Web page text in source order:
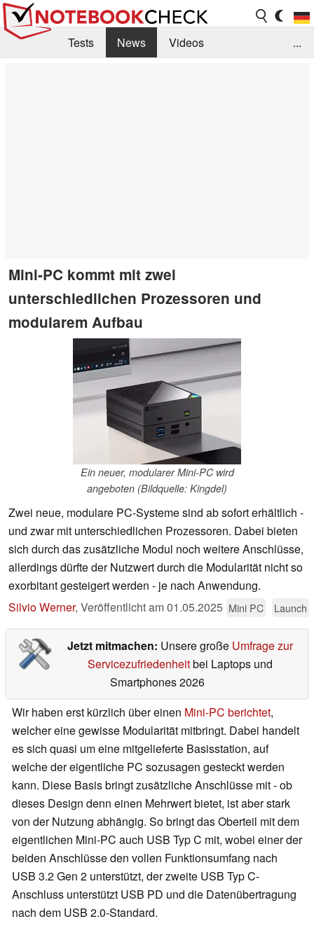
Tests News
Videos
...
Mini-PC kommt mit zwei
unterschiedlichen Prozessoren und
modularem Aufbau
Ein neuer, modularer Mini-PC wird
angeboten (Bildquelle: Kingdel)
Zwei neue, modulare PC-Systeme sind ab sofort erhältlich -
und zwar mit unterschiedlichen Prozessoren. Dabei bieten
sich durch das zusätzliche Modul noch weitere Anschlüsse,
allerdings dürfte der Nutzwert durch die Modularität nicht so
exorbitant gesteigert werden - je nach Anwendung.
Silvio Werner, Veröffentlicht am01.05.2025 Mini PC Launch
Jetzt mitmachen: Unsere große Umfrage zur
Servicezufriedenheitbei Laptops und
Smartphones 2026
Wir haben erst kürzlich über einen Mini-PC berichtet,
welcher eine gewisse Modularität mitbringt. Dabei handelt
es sich quasi um eine mitgelieferte Basisstation, auf
welche der eigentliche PC sozusagen gesteckt werden
kann. Diese Basis bringt zusätzliche Anschlüsse mit - ob
dieses Design denn einen Mehrwert bietet, ist aber stark
von der Nutzung abhängig. So bringt das Oberteil mit dem
eigentlichen Mini-PC auch USB Typ C mit, wobei einer der
beiden Anschlüsse den vollen Funktionsumfang nach
USB 3.2 Gen 2 unterstützt, der zweite USB Typ C-
Anschluss unterstützt USB PD und die Datenübertragung
nach dem USB 2.0-Standard.